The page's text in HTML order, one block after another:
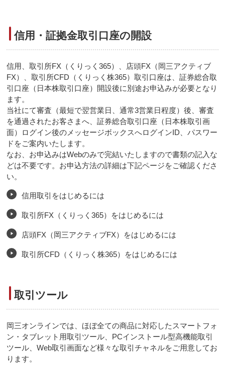
信用・証拠金取引口座の開設
信用、取引所FX（くりっく365）、店頭FX（岡三アクティブ
FX）、取引所CFD（くりっく株365）取引口座は、証券総合取
引口座（日本株取引口座）開設後に別途お申込みが必要となり
ます。
当社にて審査（最短で翌営業日、通常3営業日程度）後、審査
を通過されたお客さまへ、証券総合取引口座（日本株取引画
面）ログイン後のメッセージボックスへログインID、パスワー
ドをご案内いたします。
なお、お申込みはWebのみで完結いたしますので書類の記入な
どは不要です。お申込方法の詳細は下記ページをご確認くださ
い。
信用取引をはじめるには
取引所FX（くりっく365）をはじめるには
店頭FX（岡三アクティブFX）をはじめるには
取引所CFD（くりっく株365）をはじめるには
取引ツール
岡三オンラインでは、ほぼ全ての商品に対応したスマートフォ
ン・タブレット用取引ツール、PCインストール型高機能取引
ツール、Web取引画面など様々な取引チャネルをご用意してお
ります。